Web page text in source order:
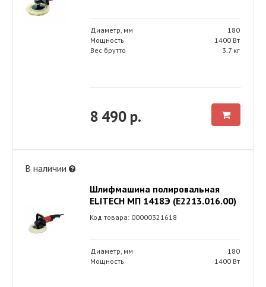
Диаметр, мм
180
Мощность
1400 Вт
Вес брутто
3.7 кг
8 490 р.
В наличии
Шлифмашина полировальная
ELITECH МП 1418Э (E2213.016.00)
Код товара: 00000321618
Диаметр, мм
180
Мощность
1400 Вт